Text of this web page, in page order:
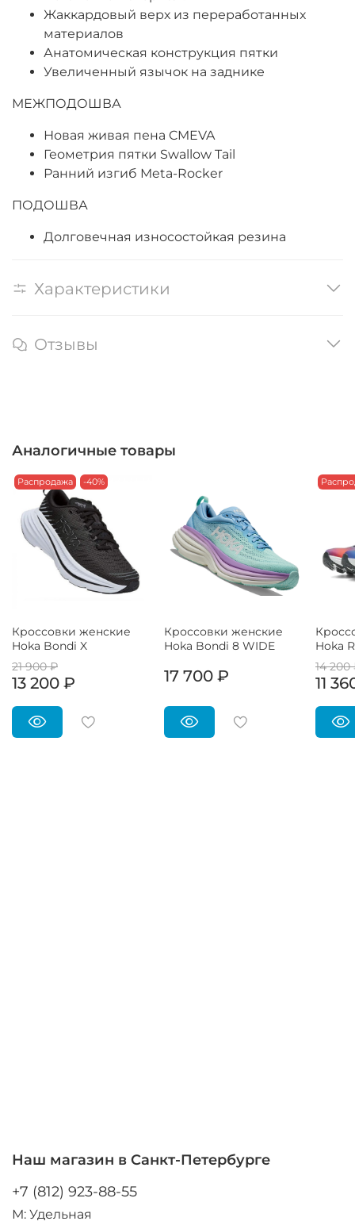
Жаккардовый верх из переработанных
материалов
Анатомическая конструкция пятки
Увеличенный язычок на заднике
МЕЖПОДОШВА
Новая живая пена CMEVA
Геометрия пятки Swallow Tail
Ранний изгиб Meta-Rocker
ПОДОШВА
Долговечная износостойкая резина
Характеристики
Отзывы
Аналогичные товары
Распродажа -40%
Кроссовки женские
Hoka Bondi X
21 900 ₽
13 200 ₽
Кроссовки женские
Hoka Bondi 8 WIDE
17 700 ₽
Hoka
14 200
11
Наш магазин в Санкт-Петербурге
+7 (812) 923-88-55
М: Удельная